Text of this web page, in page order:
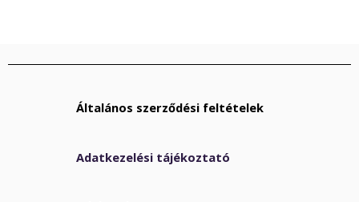
Általános szerződési feltételek
Adatkezelési tájékoztató